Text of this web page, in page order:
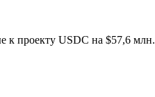
к проекту USDC на $57,6 млн.